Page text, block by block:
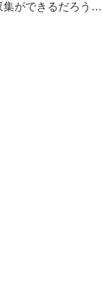
集ができるだろう…